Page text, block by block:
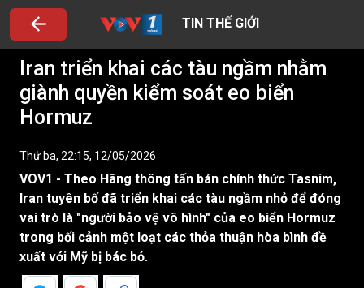
TIN THẾ GIỚI
Iran triển khai các tàu ngầm nhằm
giành quyền kiểm soát eo biển
Hormuz
Thứ ba, 22:15, 12/05/2026
VOV1 - Theo Hãng thông tấn bán chính thức Tasnim,
Iran tuyên bố đã triển khai các tàu ngầm nhỏ để đóng
vai trò là "người bảo vệ vô hình" của eo biển Hormuz
trong bối cảnh một loạt các thỏa thuận hòa bình đề
xuất với Mỹ bị bác bỏ.